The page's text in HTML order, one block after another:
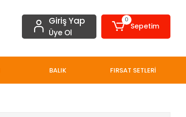
Giriş Yap
Üye Ol
0
Sepetim
BALIK FIRSAT SETLERİ